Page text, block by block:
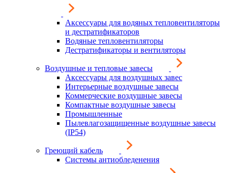
Аксессуары для водяных тепловентиляторы
и дестратификаторов
Водяные тепловентиляторы
Дестратификаторы и вентиляторы
Воздушные и тепловые завесы
Аксессуары для воздушных завес
Интерьерные воздушные завесы
Коммерческие воздушные завесы
Компактные воздушные завесы
Промышленные
Пылевлагозащищенные воздушные завесы
(IP54)
Греющий кабель
Системы антиобледенения